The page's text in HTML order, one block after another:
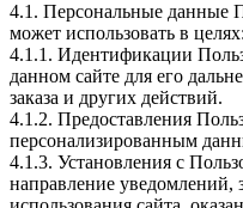
4.1. Персональные данные
может использовать в целях:
4.1.1. Идентификации
данном сайте для его
заказа и других действий.
4.1.2. Предоставления
персонализированным
4.1.3. Установления с
направление уведомлений,